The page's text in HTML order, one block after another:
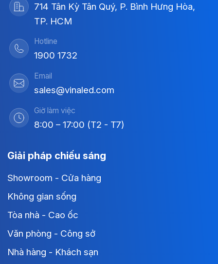
714 Tân Kỳ Tân Quý, P. Bình Hưng Hòa,
TP. HCM
Hotline
1900 1732
Email
sales@vinaled.com
Giờ làm việc
8:00 – 17:00 (T2 - T7)
Giải pháp chiếu sáng
Showroom - Cửa hàng
Không gian sống
Tòa nhà - Cao ốc
Văn phòng - Công sở
Nhà hàng - Khách sạn